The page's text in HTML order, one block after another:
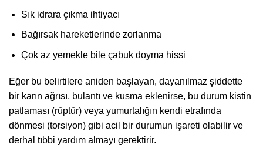
Sık idrara çıkma ihtiyacı
Bağırsak hareketlerinde zorlanma
Çok az yemekle bile çabuk doyma hissi
Eğer bu belirtilere aniden başlayan, dayanılmaz şiddette
bir karın ağrısı, bulantı ve kusma eklenirse, bu durum kistin
patlaması (rüptür) veya yumurtalığın kendi etrafında
dönmesi (torsiyon) gibi acil bir durumun işareti olabilir ve
derhal tıbbi yardım almayı gerektirir.